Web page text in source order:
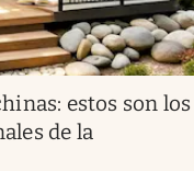
estos son los
de la